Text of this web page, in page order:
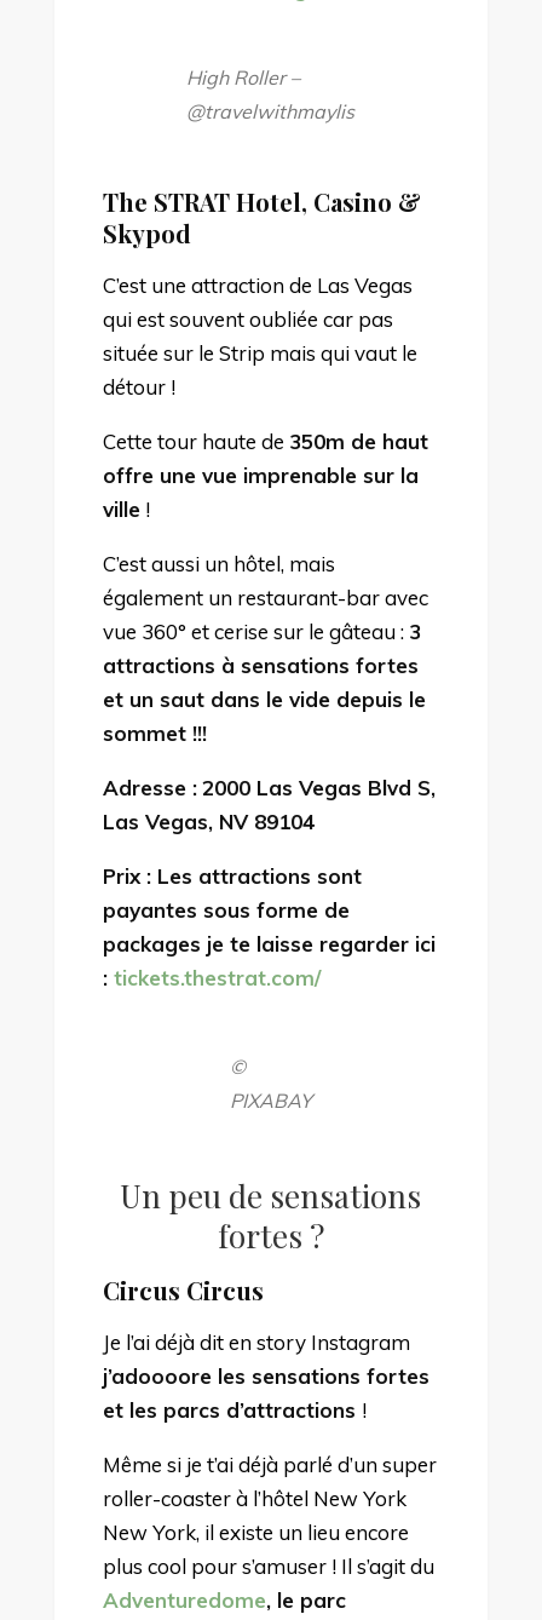
High Roller –
@travelwithmaylis
The STRAT Hotel, Casino &
Skypod
C’est une attraction de Las Vegas
qui est souvent oubliée car pas
située sur le Strip mais qui vaut le
détour !
Cette tour haute de 350m de haut
offre une vue imprenable sur la
ville!
C’est aussi un hôtel, mais
également un restaurant-bar avec
vue 360° et cerise sur le gâteau : 3
attractions à sensations fortes
et un saut dans le vide depuis le
sommet !!!
Adresse : 2000 Las Vegas Blvd S,
Las Vegas, NV 89104
Prix : Les attractions sont
payantes sous forme de
packages je te laisse regarder ici
: tickets.thestrat.com/
©
PIXABAY
Un peu de sensations
fortes ?
Circus Circus
Je l’ai déjà dit en story Instagram
j’adoooore les sensations fortes
et les parcs d’attractions !
Même si je t’ai déjà parlé d’un super
roller-coaster à l’hôtel New York
New York, il existe un lieu encore
plus cool pour s’amuser ! Il s’agit du
Adventuredome, le parc